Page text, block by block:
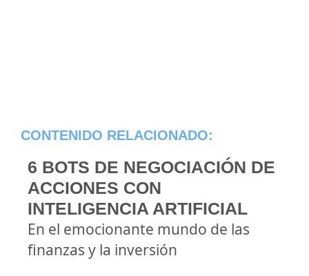
CONTENIDO RELACIONADO:
6 BOTS DE NEGOCIACIÓN DE
ACCIONES CON
INTELIGENCIA ARTIFICIAL
En el emocionante mundo de las
finanzas y la inversión